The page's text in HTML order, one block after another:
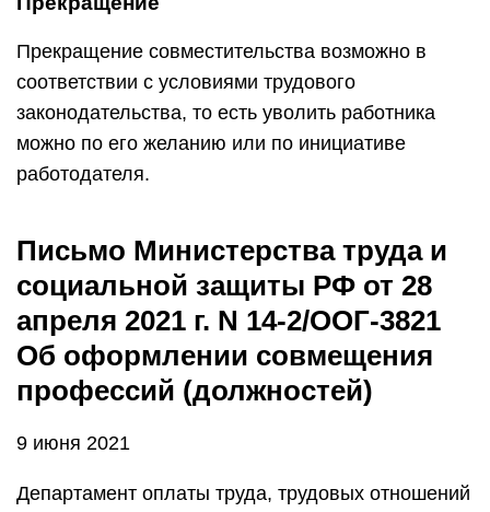
Прекращение совместительства возможно в
соответствии с условиями трудового
законодательства, то есть уволить работника
можно по его желанию или по инициативе
работодателя.
Письмо Министерства труда и
социальной защиты РФ от 28
апреля 2021 г. N 14-2/ООГ-3821
Об оформлении совмещения
профессий (должностей)
9 июня 2021
Департамент оплаты труда, трудовых отношений